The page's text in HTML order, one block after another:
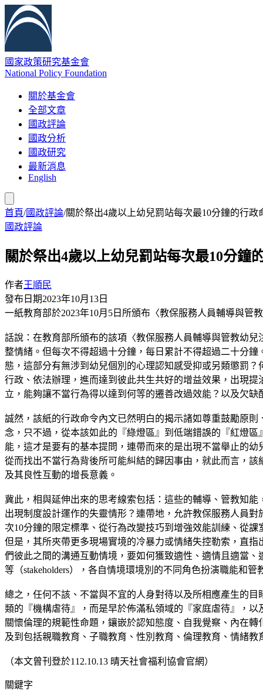
國家政策研究基金會
National Policy Foundation
關於基金會
全部文章
國政評論
國政分析
國政研究
最新消息
English
首頁/國政評論/關於祭出4歲以上幼兒罰站每次最10分鐘的行政
國政評論
關於祭出4歲以上幼兒罰站每次最10分鐘
作者王順民
發布日期2023年10月13日
一紙教育部於2023年10月5日所頒布〈教保服務人員輔導與
話說：在教育部所頒布的該項〈教保服務人員輔導與管教幼
整情緒。但每次不得超過十分鐘，每日累計不得超過二十分
態，這部分有無涉到幼兒個別的心理認知感受抑或另類懲罰
行政、依法辦理，進而達到彼此共生共好的增益效果，出現
立，能夠讓不當行為得以達到何等的遷善改過效能？以及欠
誠然，該紙的行政命令內文已然明白的揭示諸如尊重鼓勵原
念，只不過，從本該如此的『綠燈區』到低端錯誤的『紅燈
能，這才是要有的基本提問，連帶而來的是出現不當舉止的
從而找出不當行為背後所可能糾結的歸因事由，就此而言，
及其良性互動的增長意義。
冀此，相與延伸出來的思考線索包括：這些的輔導、管教知
出現制度設計運作的失靈情形？連帶地，允許教保服務人員
次10分鐘的限定標準、從行為改變技巧到增強效能訓練、從
但是，其所夾帶更多現場實境的冷暴力或情緒失控勒索，直
們彼此之間的溝通互動情境，要如何獲致適性、適情且適當
等（stakeholders），各自情境環境別的不同角色扮演職能和
總之，任何不該、不當與不宜的人身對待以及所相應產生的
類的『機構虐待』，而是早於佈滿私領域的『家庭虐待』，
關懷倫理的規範性命題，鑲嵌於認知態度、自我覺察、內在
及到包括親職教育、子職教育、性別教育、倫理教育、情緒
（本文曾刊登於112.10.13 晴天社會福利協會官網）
關鍵字